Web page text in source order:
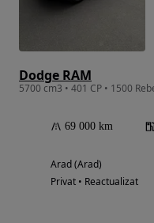
Dodge RAM
69 000 km
Arad (Arad)
Privat • Reactualizat